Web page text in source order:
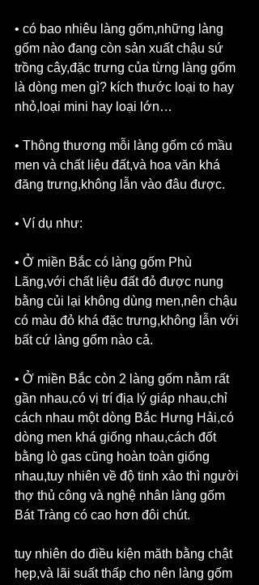
• có bao nhiêu làng gốm,những làng
gốm nào đang còn sản xuất chậu sứ
trồng cây,đặc trưng của từng làng gốm
là dòng men gì? kích thước loại to hay
nhỏ,loại mini hay loại lớn…
• Thông thương mỗi làng gốm có mầu
men và chất liệu đất,và hoa văn khá
đăng trưng,không lẫn vào đâu được.
• Ví dụ như:
• Ở miền Bắc có làng gốm Phù
Lãng,với chất liệu đất đỏ được nung
bằng củi lại không dùng men,nên chậu
có màu đỏ khá đặc trưng,không lẫn với
bất cứ làng gốm nào cả.
• Ở miền Bắc còn 2 làng gốm nằm rất
gần nhau,có vị trí địa lý giáp nhau,chỉ
cách nhau một dòng Bắc Hưng Hải,có
dòng men khá giống nhau,cách đốt
bằng lò gas cũng hoàn toàn giống
nhau,tuy nhiên về độ tinh xảo thì người
thợ thủ công và nghệ nhân làng gốm
Bát Tràng có cao hơn đôi chút.
tuy nhiên do điều kiện măth bằng chật
hẹp,và lãi suất thấp cho nên làng gốm